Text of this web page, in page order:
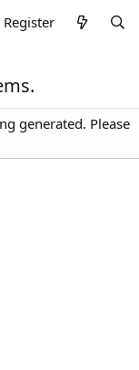
Register
generated. Please